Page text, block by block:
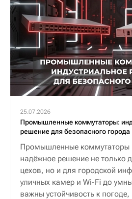
25.07.2026
Промышленные коммутаторы:
решение для безопасного города
Промышленные коммутаторы
надёжное решение не только
цехов, но и для городской
уличных камер и Wi-Fi до
важны устойчивость к